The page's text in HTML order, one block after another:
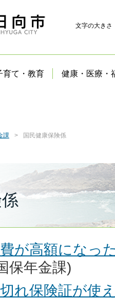
文字の大きさ
育て・教育 健康・医療・
課 国民健康保険係
が高額になっ
保年金課)
れ保険証が使